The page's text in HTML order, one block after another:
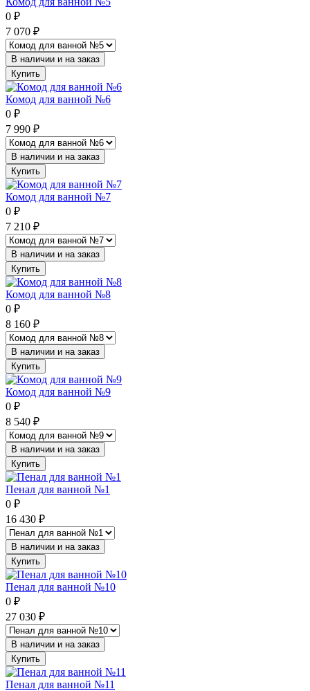
0 ₽
7 070 ₽
В наличии и на заказ
Купить
Комод для ванной №6
0 ₽
7 990 ₽
В наличии и на заказ
Купить
Комод для ванной №7
0 ₽
7 210 ₽
В наличии и на заказ
Купить
Комод для ванной №8
0 ₽
8 160 ₽
В наличии и на заказ
Купить
Комод для ванной №9
0 ₽
8 540 ₽
В наличии и на заказ
Купить
Пенал для ванной №1
0 ₽
16 430 ₽
В наличии и на заказ
Купить
Пенал для ванной №10
0 ₽
27 030 ₽
В наличии и на заказ
Купить
Пенал для ванной №11